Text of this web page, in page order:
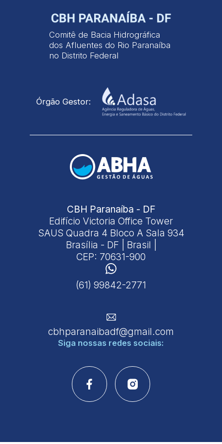
Comitê de Bacia Hidrográfica
dos Afluentes do Rio Paranaíba
no Distrito Federal
Órgão Gestor:
CBH Paranaíba - DF
Edifício Victoria Office Tower
SAUS Quadra 4 Bloco A Sala 934
Brasília - DF | Brasil |
CEP: 70631-900
(61) 99842-2771
cbhparanaibadf@gmail.com
Siga nossas redes sociais: